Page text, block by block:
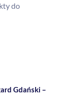
do
Gdański –